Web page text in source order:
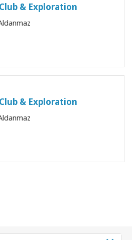
& Exploration
& Exploration